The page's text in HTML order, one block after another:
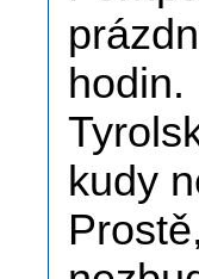
hodin.
kudy